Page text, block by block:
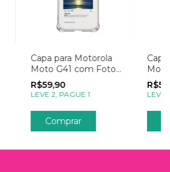
Capa para Motorola
Moto G41 com Foto
Momentos Post no
Instagram
R$59,90
LEVE 2, PAGUE 1
Comprar
LEVE